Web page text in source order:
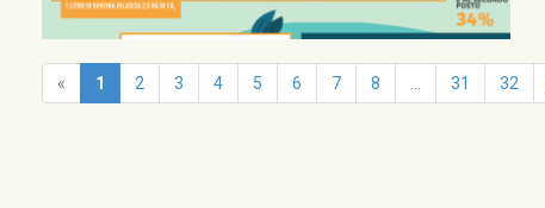
« 1 2 3 4 5 6 7 8 31 32